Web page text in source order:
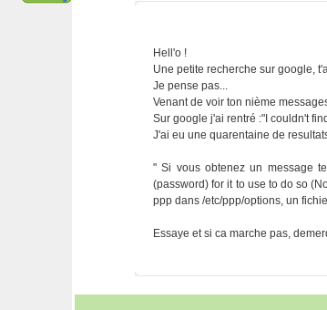
Hell'o !
Une petite recherche sur google,
Je pense pas...
Venant de voir ton nième
Sur google j'ai rentré :"I couldn't
J'ai eu une quarentaine de
" Si vous obtenez un message
(password) for it to use to do so
ppp dans /etc/ppp/options, un
Essaye et si ca marche pas,